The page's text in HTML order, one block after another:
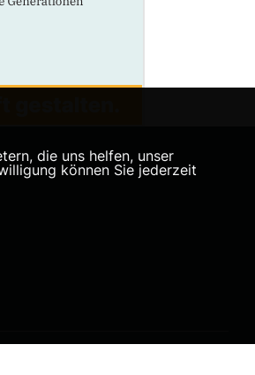
die uns helfen, unser
können Sie jederzeit